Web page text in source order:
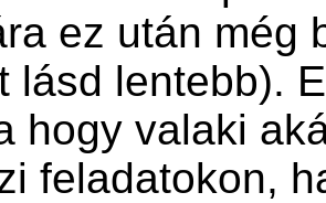
ez után még
lásd lentebb).
hogy valaki
feladatokon,